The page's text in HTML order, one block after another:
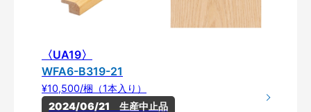
〈UA19〉
WFA6-B319-21
¥10,500/梱（1本入り）
2024/06/21　生産中止品